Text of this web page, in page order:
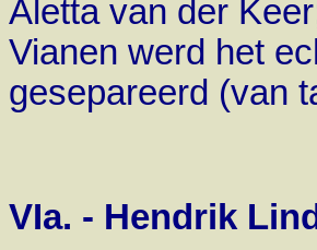
Aletta van der
Vianen werd het
gesepareerd (van
VIa. - Hendrik